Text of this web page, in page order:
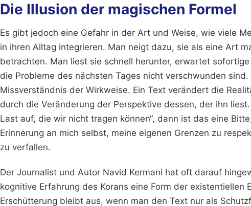
Die Illusion der magischen Formel
Es gibt jedoch eine Gefahr in der Art und Weise, wie viele
in ihren Alltag integrieren. Man neigt dazu, sie als eine Art
betrachten. Man liest sie schnell herunter, erwartet
die Probleme des nächsten Tages nicht verschwunden
Missverständnis der Wirkweise. Ein Text verändert die
durch die Veränderung der Perspektive dessen, der ihn
Last auf, die wir nicht tragen können“, dann ist das eine
Erinnerung an mich selbst, meine eigenen Grenzen zu
zu verfallen.
Der Journalist und Autor Navid Kermani hat oft darauf
kognitive Erfahrung des Korans eine Form der existentiellen
Erschütterung bleibt aus, wenn man den Text nur als